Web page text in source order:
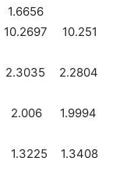
1.6656
10.251
2.2804
2.006 1.9994
1.3225 1.3408